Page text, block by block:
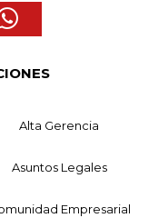
Alta Gerencia
Asuntos Legales
Empresarial